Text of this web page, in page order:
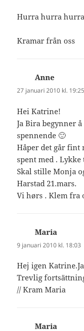
Hurra hurra
Kramar från oss
Anne
27 januari 2010 kl. 19:25
Hei Katrine!
Ja Bira begynner
spennende 🙂
Håper det går fint
spent med . Lykke
Skal stille Monja
Harstad 21.mars.
Vi hørs . Klem fra
Maria
9 januari 2010 kl. 18:03
Hej igen
Trevlig
// Kram Maria
Maria